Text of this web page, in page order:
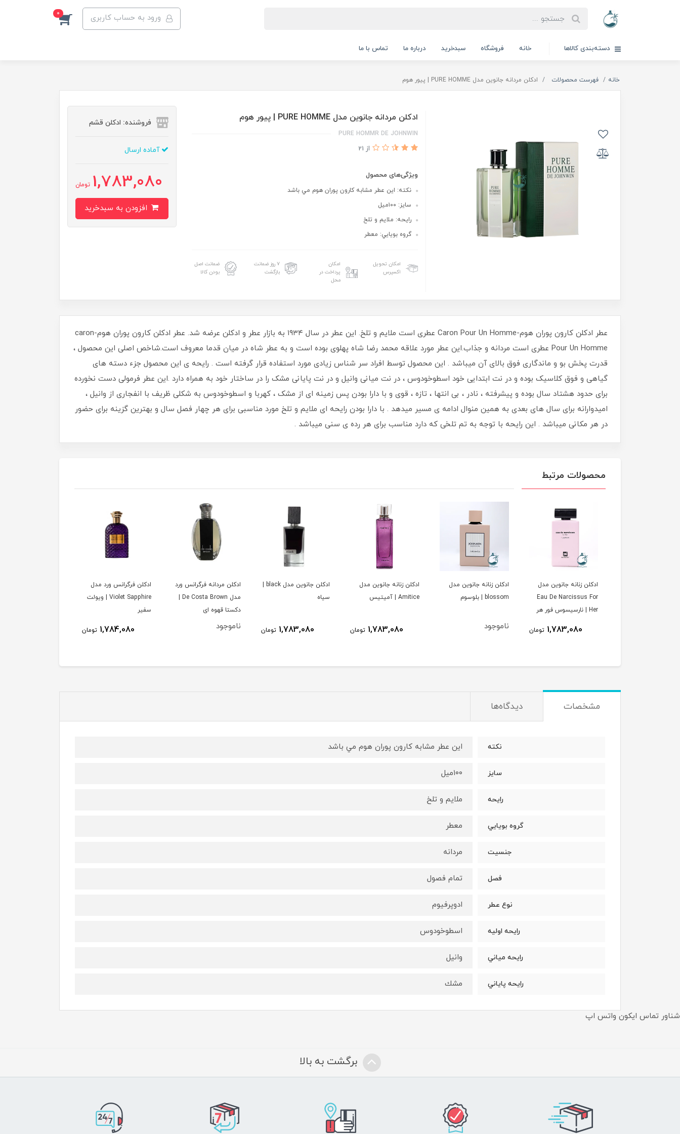
ورود به حساب کاربری 0
دسته‌بندی کالاها خانه فروشگاه سبدخرید درباره ما تماس با ما
خانه فهرست محصولات ادكلن مردانه جانوين مدل PURE HOMME | پيور هوم
ادكلن مردانه جانوين مدل PURE HOMME | پيور هوم
PURE HOMMR DE JOHNWIN
از 21
ویژگی‌های محصول
نكته: اين عطر مشابه كارون پوران هوم مي باشد
سايز: ١٠٠ميل
رايحه: ملايم و تلخ
گروه بويايي: معطر
امکان تحویل
اکسپرس
امکان
پرداخت در
محل
۷ روز ضمانت
بازگشت
ضمانت اصل
بودن کالا
فروشنده: ادکلن قشم
آماده ارسال
1,783,080 تومان
عطر ادکلن کارون پوران هوم-Caron Pour Un Homme عطری است ملایم و تلخ. این عطر در سال ۱۹۳۴ به بازار عطر و ادکلن عرضه شد. عطر ادکلن کارون پوران هوم-caron
Pour Un Homme عطری است مردانه و جذاب.این عطر مورد علاقه محمد رضا شاه پهلوی بوده است و به عطر شاه در میان قدما معروف است.شاخص اصلی این محصول ،
قدرت پخش بو و ماندگاری فوق بالای آن میباشد . این محصول توسط افراد سر شناس زیادی مورد استفاده قرار گرفته است . رایحه ی این محصول جزء دسته های
گیاهی و فوق کلاسیک بوده و در نت ابتدایی خود اسطوخودوس ، در نت میانی وانیل و در نت پایانی مشک را در ساختار خود به همراه دارد .این عطر فرمولی دست نخورده
برای حدود هشتاد سال بوده و پیشرفته ، نادر ، بی انتها ، تازه ، قوی و با دارا بودن پس زمینه ای از مشک ، کهربا و اسطوخودوس به شکلی ظریف با انفجاری از وانیل ،
امیدوارانه برای سال های بعدی به همین منوال ادامه ی مسیر میدهد . با دارا بودن رایحه ای ملایم و تلخ مورد مناسبی برای هر چهار فصل سال و بهترین گزینه برای حضور
در هر مکانی میباشد . این رایحه با توجه به تم تلخی که دارد مناسب برای هر رده ی سنی میباشد .
محصولات مرتبط
ادکلن زنانه جانوین مدل
Eau De Narcissus For
Her | نارسیسوس فور هر
1,783,080 تومان
ادکلن زنانه جانوین مدل
blossom | بلوسوم
ناموجود
ادکلن زنانه جانوین مدل
Amitice | آمیتیس
1,783,080 تومان
ادکلن جانوین مدل black |
سیاه
1,783,080 تومان
ادکلن مردانه فرگرانس ورد
دکستا قهوه ای
ناموجود
ادکلن فرگرانس ورد مدل
Violet Sapphire | ویولت
سفیر
1,784,080 تومان
مشخصات دیدگاه‌ها
نكته اين عطر مشابه كارون پوران هوم مي باشد
سايز ١٠٠ميل
رايحه ملايم و تلخ
گروه بويايي معطر
جنسيت مردانه
فصل تمام فصول
نوع عطر ادوپرفيوم
رايحه اوليه اسطوخودوس
رايحه مياني وانيل
رايحه پاياني مشك
شناور تماس ایکون واتس اپ
برگشت به بالا